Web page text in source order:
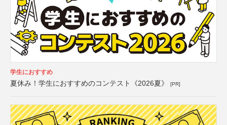
学生におすすめ
夏休み！学生におすすめのコンテスト《2026夏》 [PR]